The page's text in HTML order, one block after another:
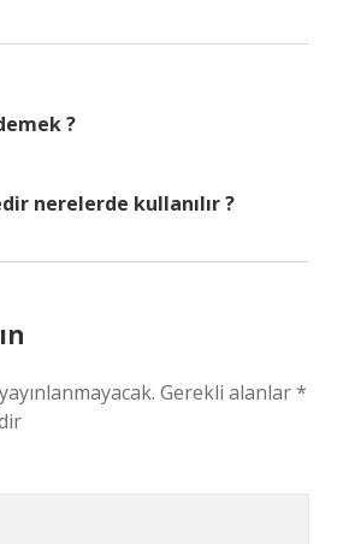
?
nerelerde kullanılır ?
Gerekli alanlar*